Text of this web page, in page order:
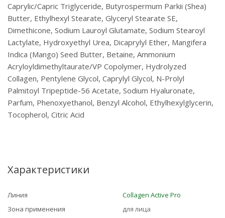
Caprylic/Capric Triglyceride, Butyrospermum Parkii (Shea)
Butter, Ethylhexyl Stearate, Glyceryl Stearate SE,
Dimethicone, Sodium Lauroyl Glutamate, Sodium Stearoyl
Lactylate, Hydroxyethyl Urea, Dicaprylyl Ether, Mangifera
Indica (Mango) Seed Butter, Betaine, Ammonium
Acryloyldimethyltaurate/VP Copolymer, Hydrolyzed
Collagen, Pentylene Glycol, Caprylyl Glycol, N-Prolyl
Palmitoyl Tripeptide-56 Acetate, Sodium Hyaluronate,
Parfum, Phenoxyethanol, Benzyl Alcohol, Ethylhexylglycerin,
Tocopherol, Citric Acid
Характеристики
Линия
Collagen Active Pro
Зона применения
для лица